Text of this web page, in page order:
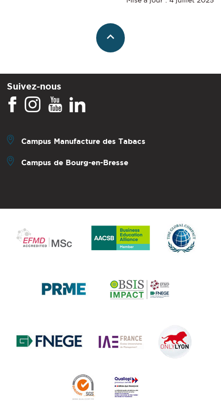
Suivez-nous
Campus Manufacture des Tabacs
Campus de Bourg-en-Bresse